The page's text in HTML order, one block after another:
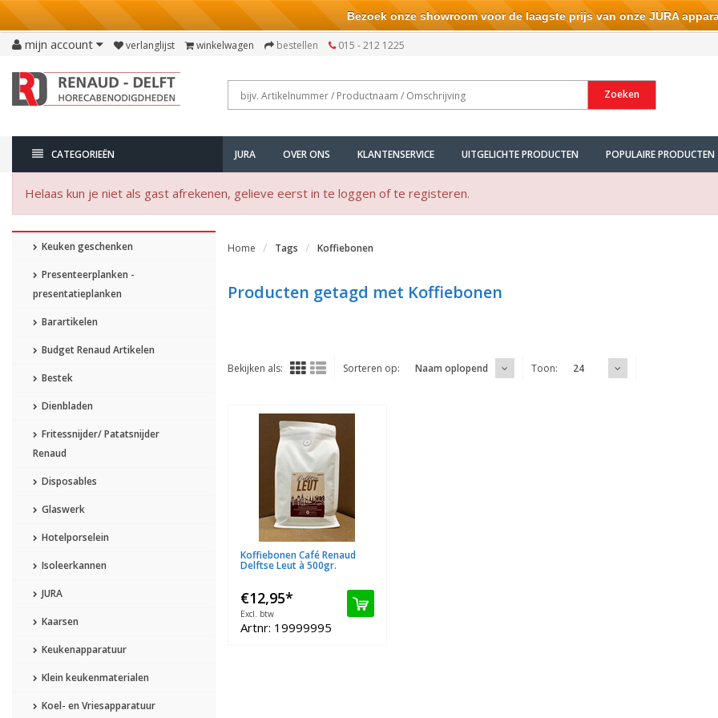
mijn account verlanglijst winkelwagen bestellen 015 - 212 1225
Zoeken
CATEGORIEËN JURA OVER ONS KLANTENSERVICE UITGELICHTE PRODUCTEN POPULAIRE PRODUCTEN
Helaas kun je niet als gast afrekenen, gelieve eerst in te loggen of te registeren.
Keuken geschenken
Presenteerplanken -
presentatieplanken
Barartikelen
Budget Renaud Artikelen
Bestek
Dienbladen
Fritessnijder/ Patatsnijder
Renaud
Disposables
Glaswerk
Hotelporselein
Isoleerkannen
JURA
Kaarsen
Keukenapparatuur
Klein keukenmaterialen
Koel- en Vriesapparatuur
Home Tags Koffiebonen
Producten getagd met Koffiebonen
Bekijken als: Sorteren op: Naam oplopend Toon: 24
Koffiebonen Café Renaud
Delftse Leut à 500gr.
€12,95*
Excl. btw
Artnr: 19999995
Bezoek onze showroom voor de laagste prijs van onze JURA